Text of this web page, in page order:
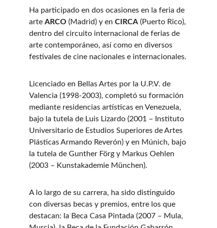
Ha participado en dos ocasiones en la feria de
arte ARCO (Madrid) y en CIRCA (Puerto Rico),
dentro del circuito internacional de ferias de
arte contemporáneo, así como en diversos
festivales de cine nacionales e internacionales.
Licenciado en Bellas Artes por la U.P.V. de
Valencia (1998-2003), completó su formación
mediante residencias artísticas en Venezuela,
bajo la tutela de Luis Lizardo (2001 – Instituto
Universitario de Estudios Superiores de Artes
Plásticas Armando Reverón) y en Múnich, bajo
la tutela de Gunther Förg y Markus Oehlen
(2003 – Kunstakademie München).
A lo largo de su carrera, ha sido distinguido
con diversas becas y premios, entre los que
destacan: la Beca Casa Pintada (2007 – Mula,